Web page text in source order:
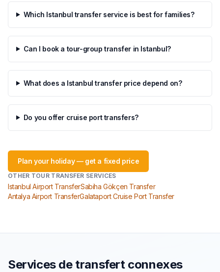
Which Istanbul transfer service is best for families?
Can I book a tour-group transfer in Istanbul?
What does a Istanbul transfer price depend on?
Do you offer cruise port transfers?
Plan your holiday — get a fixed price
OTHER TOUR TRANSFER SERVICES
Istanbul Airport TransferSabiha Gökçen Transfer
Antalya Airport TransferGalataport Cruise Port Transfer
Services de transfert connexes